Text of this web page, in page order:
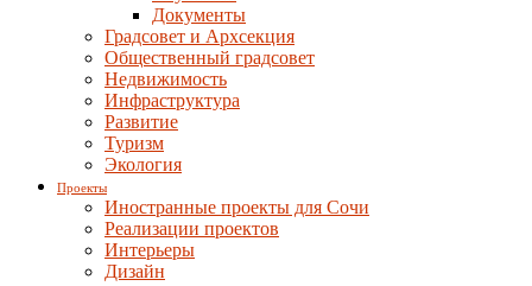
Документы
Градсовет и Архсекция
Общественный градсовет
Недвижимость
Инфраструктура
Развитие
Туризм
Экология
Проекты
Иностранные проекты для Сочи
Реализации проектов
Интерьеры
Дизайн